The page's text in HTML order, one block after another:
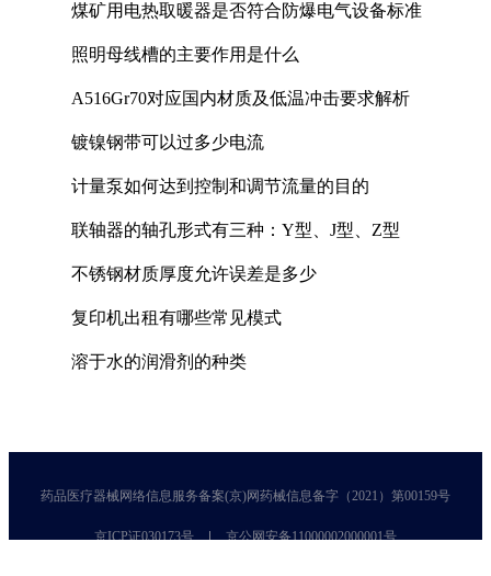
煤矿用电热取暖器是否符合防爆电气设备标准
照明母线槽的主要作用是什么
A516Gr70对应国内材质及低温冲击要求解析
镀镍钢带可以过多少电流
计量泵如何达到控制和调节流量的目的
联轴器的轴孔形式有三种：Y型、J型、Z型
不锈钢材质厚度允许误差是多少
复印机出租有哪些常见模式
溶于水的润滑剂的种类
药品医疗器械网络信息服务备案(京)网药械信息备字（2021）第00159号
京ICP证030173号 京公网安备11000002000001号